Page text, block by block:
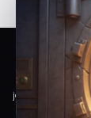
Veškeré
Burzovního
jejich zpracování
objektivní,